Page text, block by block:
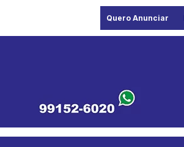
Quero Anunciar